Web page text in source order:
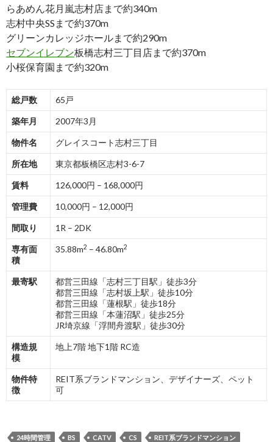
らあめん花月嵐志村店まで約340m
志村中央SSまで約370m
グリーンカレッジホールまで約290m
セブンイレブン板橋志村三丁目店まで約370m
小桜保育園まで約320m
総戸数 65戸
築年月 2007年3月
物件名 グレイスコート志村三丁目
所在地 東京都板橋区志村3-6-7
賃料 126,000円 – 168,000円
管理費 10,000円 – 12,000円
間取り 1R – 2DK
専有面
積
35.88m2 – 46.80m2
最寄駅
都営三田線「志村三丁目駅」徒歩3分
都営三田線「志村坂上駅」徒歩10分
都営三田線「蓮根駅」徒歩18分
都営三田線「本蓮沼駅」徒歩25分
JR埼京線「浮間舟渡駅」徒歩30分
構造規
模
地上7階 地下1階 RC造
物件特
徴
REIT系ブランドマンション、デザイナーズ、ペット
可
24時間管理 BS CATV CS
REIT系ブランドマンション